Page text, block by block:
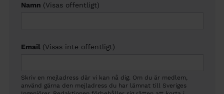
Namn (Visas offentligt)
Email (Visas inte offentligt)
Skriv en mejladress där vi kan nå dig. Om du är medlem,
använd gärna den mejladress du har lämnat till Sveriges